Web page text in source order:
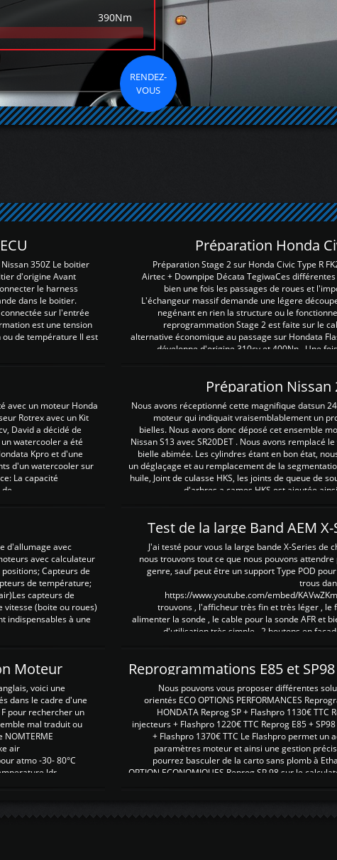
390Nm
RENDEZ-
VOUS
350Z Le boitier
d'origine Avant
le harness
dans le boitier.
sur l'entrée
est une tension
de température Il est
Préparation Honda
Préparation Stage 2 sur Honda Civic Type R
Airtec + Downpipe Décata TegiwaCes
bien une fois les passages de roues et
L'échangeur massif demande une légere
negénant en rien la structure ou le
reprogrammation Stage 2 est faite sur le
alternative économique au passage sur Hondata
développe d'origine 310cv et 400Nn , Une
avec un moteur Honda
Rotrex avec un Kit
David a décidé de
watercooler a été
Kpro et d'une
d'un watercooler sur
La capacité
...
Préparation Nissan
Nous avons réceptionné cette magnifique datsun
moteur qui indiquait vraisemblablement un
bielles. Nous avons donc déposé cet ensemble
Nissan S13 avec SR20DET . Nous avons remplacé
bielle abimée. Les cylindres étant en bon état,
un déglaçage et au remplacement de la
huile, Joint de culasse HKS, les joints de queue de
d'arbres a cames HKS est ajoutée ainsi
d'allumage avec
avec calculateur
Capteurs de
de température;
capteurs de
vitesse (boite ou roues)
indispensables à une
Test de la large Band AEM
J'ai testé pour vous la large bande X-Series de
nous trouvons tout ce que nous pouvons
genre, sauf peut être un support Type POD
trous
https://www.youtube.com/embed/
trouvons , l'afficheur très fin et très léger , le
alimenter la sonde , le cable pour la sonde AFR et
d'utilisation très simple , 2 boutons en
Moteur
voici une
dans le cadre d'une
pour rechercher un
mal traduit ou
air
atmo -30- 80°C
ldr
Nous pouvons vous proposer différentes
orientés ECO OPTIONS PERFORMANCES
HONDATA Reprog SP + Flashpro 1130€ TTC
injecteurs + Flashpro 1220€ TTC Reprog E85 +
+ Flashpro 1370€ TTC Le Flashpro permet un
paramètres moteur et ainsi une gestion
pourrez basculer de la carto sans plomb à
OPTION ECONOMIQUES Reprog SP 98 sur le